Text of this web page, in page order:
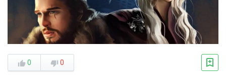
0 0